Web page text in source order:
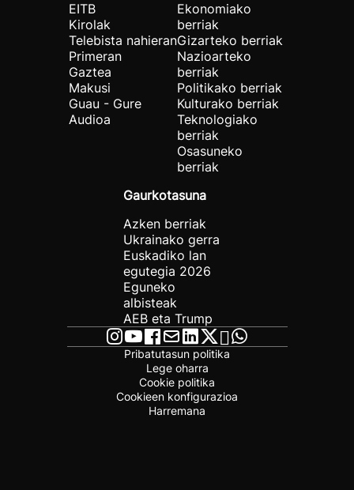
EITB
Kirolak
Telebista nahieran
Primeran
Gaztea
Makusi
Guau - Gure
Audioa
Ekonomiako
berriak
Gizarteko berriak
Nazioarteko
berriak
Politikako berriak
Kulturako berriak
Teknologiako
berriak
Osasuneko
berriak
Gaurkotasuna
Azken berriak
Ukrainako gerra
Euskadiko lan
egutegia 2026
Eguneko
albisteak
AEB eta Trump
Pribatutasun politika
Lege oharra
Cookie politika
Cookieen konfigurazioa
Harremana